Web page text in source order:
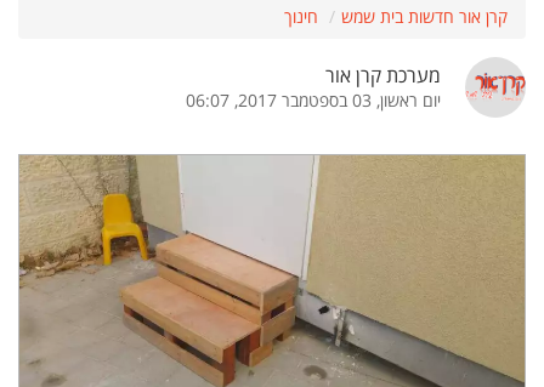
קרן אור חדשות בית שמש חינוך
מערכת קרן אור
יום ראשון, 03 בספטמבר 2017, 06:07